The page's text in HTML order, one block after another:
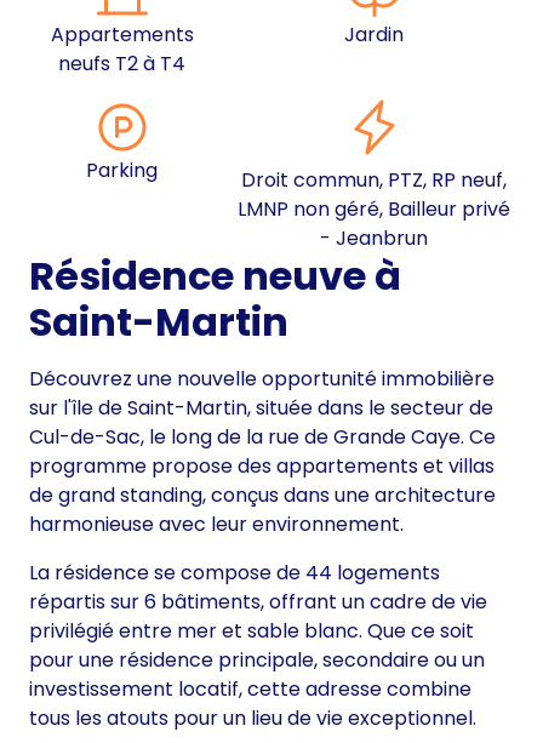
Appartements
neufs T2 à T4
Jardin
Parking
Droit commun, PTZ, RP neuf,
LMNP non géré, Bailleur privé
- Jeanbrun
Résidence neuve à
Saint-Martin
Découvrez une nouvelle opportunité immobilière
sur l'île de Saint-Martin, située dans le secteur de
Cul-de-Sac, le long de la rue de Grande Caye. Ce
programme propose des appartements et villas
de grand standing, conçus dans une architecture
harmonieuse avec leur environnement.
La résidence se compose de 44 logements
répartis sur 6 bâtiments, offrant un cadre de vie
privilégié entre mer et sable blanc. Que ce soit
pour une résidence principale, secondaire ou un
investissement locatif, cette adresse combine
tous les atouts pour un lieu de vie exceptionnel.